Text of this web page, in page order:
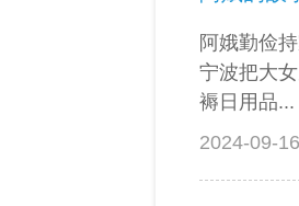
阿娥勤俭
宁波把大
褥日用品...
2024-09-